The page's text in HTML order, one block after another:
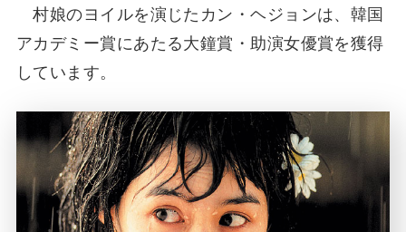
村娘のヨイルを演じたカン・ヘジョンは、韓国
アカデミー賞にあたる大鐘賞・助演女優賞を獲得
しています。